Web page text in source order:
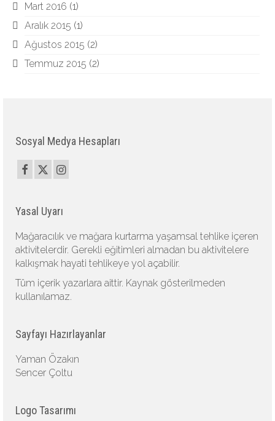
Mart 2016 (1)
Aralık 2015 (1)
Ağustos 2015 (2)
Temmuz 2015 (2)
Sosyal Medya Hesapları
Yasal Uyarı
Mağaracılık ve mağara kurtarma yaşamsal tehlike içeren
aktivitelerdir. Gerekli eğitimleri almadan bu aktivitelere
kalkışmak hayati tehlikeye yol açabilir.
Tüm içerik yazarlara aittir. Kaynak gösterilmeden
kullanılamaz.
Sayfayı Hazırlayanlar
Yaman Özakın
Sencer Çoltu
Logo Tasarımı